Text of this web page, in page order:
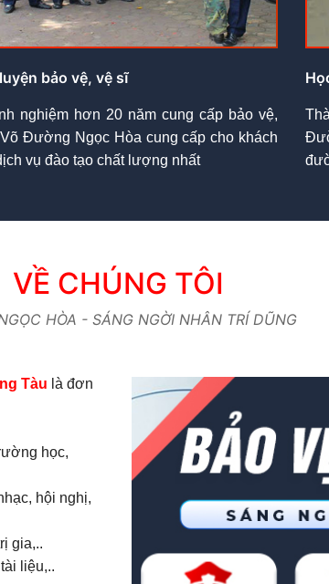
bảo vệ, vệ sĩ
nghiệm hơn 20 năm cung cấp bảo vệ,
Đường Ngọc Hòa cung cấp cho khách
vụ đào tạo chất lượng nhất
VỀ CHÚNG TÔI
HÒA - SÁNG NGỜI NHÂN TRÍ DŨNG
Tàu là đơn
học,
hội nghị,
gia,..
liệu,..